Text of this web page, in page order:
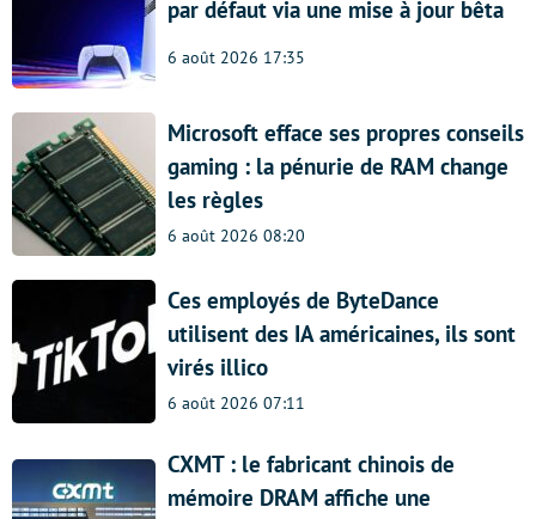
par défaut via une mise à jour bêta
6 août 2026 17:35
Microsoft efface ses propres conseils
gaming : la pénurie de RAM change
les règles
6 août 2026 08:20
Ces employés de ByteDance
utilisent des IA américaines, ils sont
virés illico
6 août 2026 07:11
CXMT : le fabricant chinois de
mémoire DRAM affiche une